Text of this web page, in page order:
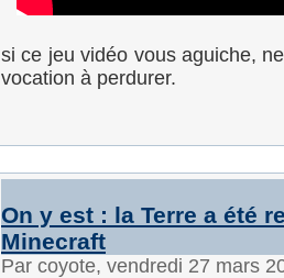
si ce jeu vidéo vous aguiche,
vocation à perdurer.
On y est : la Terre a été
Minecraft
Par coyote, vendredi 27 mars